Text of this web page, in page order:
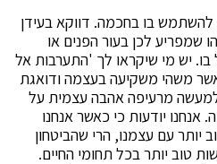
בו בחכמה. דווקא בעידן
שמפריע לכן בעור הפנים או
יש מי שיקראו לך 'התערבות אל
משהי משקיעה בעצמה ודואגת
מרעיפה אהבה עצמית על
אנחנו יודעות כי כאשר אנחנו
יותר עם עצמנו, הרי שהביטחון
טוב יותר בכל תחומי החיים.